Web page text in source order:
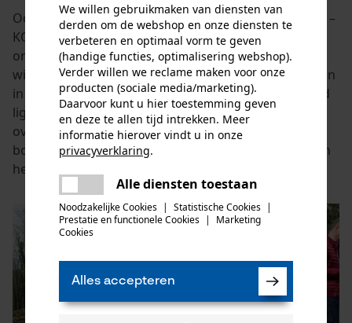
Ook Jochen Weber, directeur van Oregon Tool GmbH –
KOX Partner im Forst in Fellbach, is enthousiast: "Als
onderneming die zeer nauw betrokken is bij het bos,
willen we natuurlijk onze verantwoordelijkheid nemen
in onze zeer bosrijke regio. Het thema duurzaamheid
ligt ons dan ook zeer na aan het hart," aldus Weber
over het bomenactie. "Ook wij voelen ons, net als de
bomen, geworteld in de regio en willen bijdragen aan
het algemeen welzijn."
We willen gebruikmaken van diensten van
derden om de webshop en onze diensten te
verbeteren en optimaal vorm te geven
(handige functies, optimalisering webshop).
Verder willen we reclame maken voor onze
producten (sociale media/marketing).
Daarvoor kunt u hier toestemming geven
en deze te allen tijd intrekken. Meer
informatie hierover vindt u in onze
privacyverklaring.
Alle diensten toestaan
Noodzakelijke Cookies | Statistische Cookies |
Prestatie en functionele Cookies |
Marketing
Cookies
Alles accepteren
Er is een fout opgetreden. Gelieve
het opnieuw te proberen.
delen
mail